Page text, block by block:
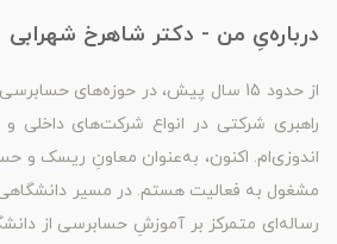
درباره‌یِ من - دکتر شاهرخ شهرابی
از حدود 15 سال پیش، در حوزه‌های
راهبری شرکتی در انواع شرکت‌های داخلی و
اندوزی‌ام. اکنون، به‌عنوان معاونِ ریسک و
مشغول به فعالیت هستم. در مسیر دانشگاهی،
رساله‌ای متمرکز بر آموزشِ حسابرسی از